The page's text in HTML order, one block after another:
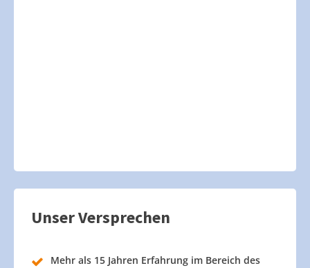
Unser Versprechen
Mehr als 15 Jahren Erfahrung im Bereich des